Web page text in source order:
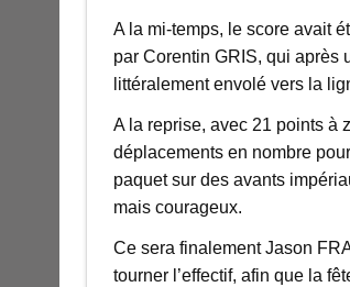
A la mi-temps, le score avait
par Corentin GRIS, qui après
littéralement envolé vers la
A la reprise, avec 21 points à
déplacements en nombre
paquet sur des avants
mais courageux.
Ce sera finalement Jason
tourner l’effectif, afin que la